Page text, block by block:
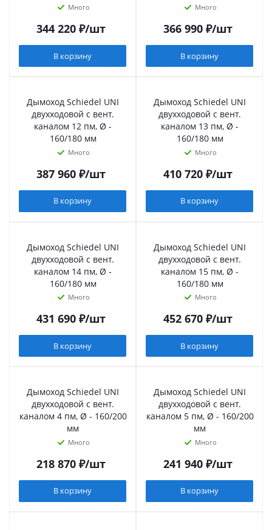
Много
344 220₽/шт
В корзину
Много
366 990₽/шт
В корзину
Дымоход Schiedel UNI
двухходовой с вент.
каналом 12 пм, Ø -
160/180 мм
Много
387 960₽/шт
В корзину
Дымоход Schiedel UNI
двухходовой с вент.
каналом 13 пм, Ø -
160/180 мм
Много
410 720₽/шт
В корзину
Дымоход Schiedel UNI
двухходовой с вент.
каналом 14 пм, Ø -
160/180 мм
Много
431 690₽/шт
В корзину
Дымоход Schiedel UNI
двухходовой с вент.
каналом 15 пм, Ø -
160/180 мм
Много
452 670₽/шт
В корзину
Дымоход Schiedel UNI
двухходовой с вент.
каналом 4 пм, Ø - 160/200
мм
Много
218 870₽/шт
В корзину
Дымоход Schiedel UNI
двухходовой с вент.
каналом 5 пм, Ø - 160/200
мм
Много
241 940₽/шт
В корзину